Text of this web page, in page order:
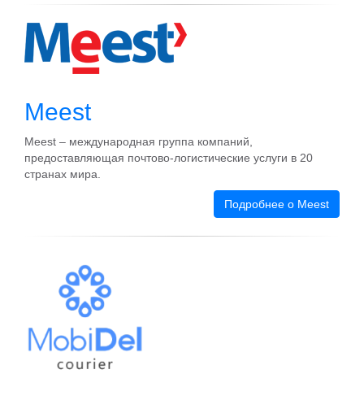
Meest
Meest – международная группа компаний,
предоставляющая почтово-логистические услуги в 20
странах мира.
Подробнее о Meest